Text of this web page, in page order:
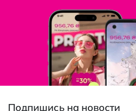
Подпишись на новости